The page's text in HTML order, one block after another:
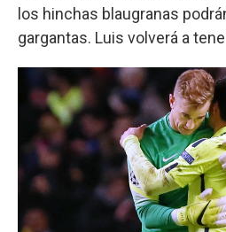
los hinchas blaugranas
gargantas. Luis volverá a